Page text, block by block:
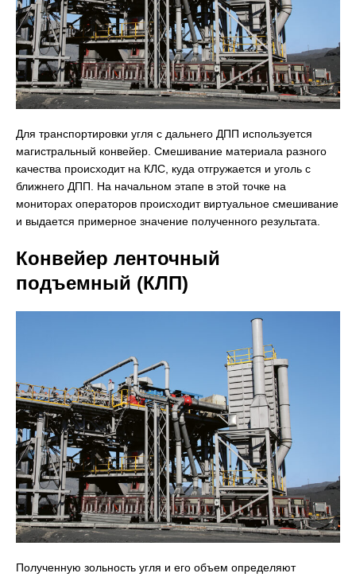
Для транспортировки угля с дальнего ДПП используется
магистральный конвейер. Смешивание материала разного
качества происходит на КЛС, куда отгружается и уголь с
ближнего ДПП. На начальном этапе в этой точке на
мониторах операторов происходит виртуальное смешивание
и выдается примерное значение полученного результата.
Конвейер ленточный
подъемный (КЛП)
Полученную зольность угля и его объем определяют